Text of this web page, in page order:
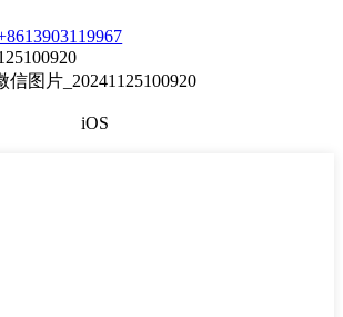
信图片_20241125100920
iOS